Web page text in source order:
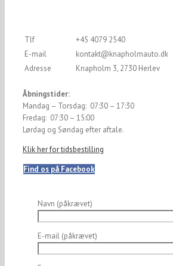
Tlf
+45 4079 2540
E-mail
kontakt@knapholmauto.dk
Adresse
Knapholm 3, 2730 Herlev
Åbningstider:
Mandag – Torsdag: 07:30 – 17:30
Fredag: 07:30 – 15:00
Lørdag og Søndag efter aftale.
Klik her for tidsbestilling
Find os på Facebook
Navn (påkrævet)
E-mail (påkrævet)